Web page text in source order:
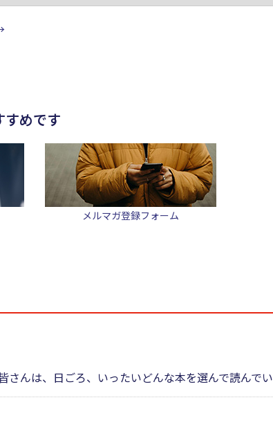
すめです
メルマガ登録フォーム
んは、日ごろ、いったいどんな本を選んで読んで